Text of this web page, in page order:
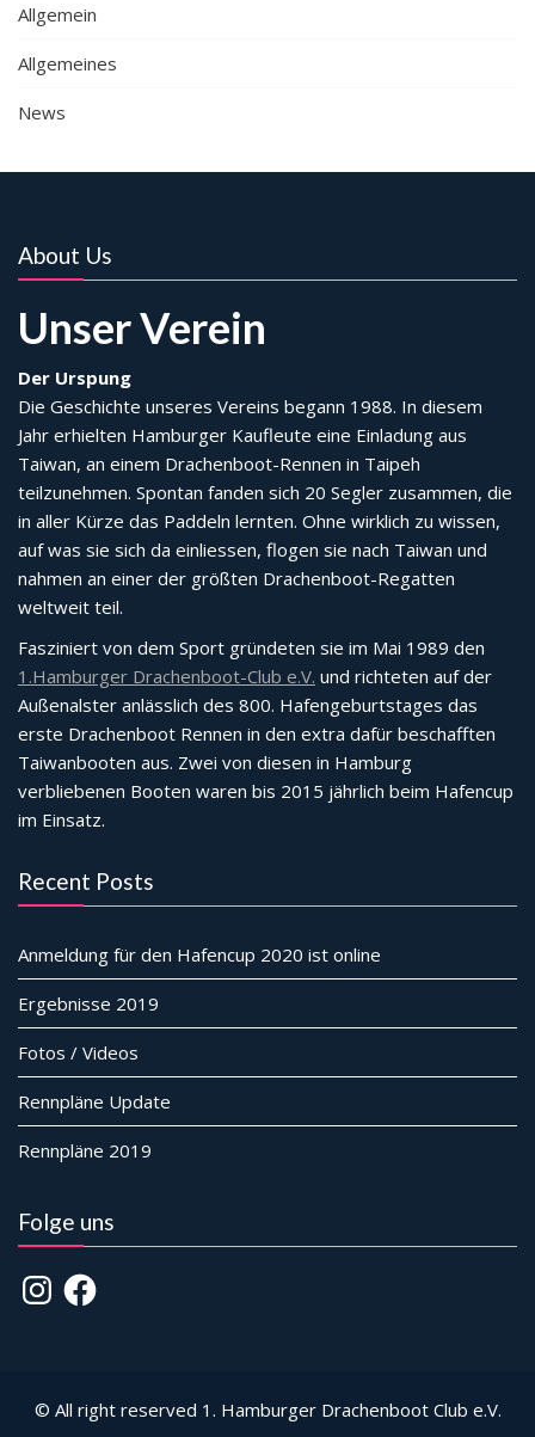
Allgemein
Allgemeines
News
About Us
Unser Verein
Der Urspung
Die Geschichte unseres Vereins begann 1988. In diesem
Jahr erhielten Hamburger Kaufleute eine Einladung aus
Taiwan, an einem Drachenboot-Rennen in Taipeh
teilzunehmen. Spontan fanden sich 20 Segler zusammen, die
in aller Kürze das Paddeln lernten. Ohne wirklich zu wissen,
auf was sie sich da einliessen, flogen sie nach Taiwan und
nahmen an einer der größten Drachenboot-Regatten
weltweit teil.
Fasziniert von dem Sport gründeten sie im Mai 1989 den
1.Hamburger Drachenboot-Club e.V. und richteten auf der
Außenalster anlässlich des 800. Hafengeburtstages das
erste Drachenboot Rennen in den extra dafür beschafften
Taiwanbooten aus. Zwei von diesen in Hamburg
verbliebenen Booten waren bis 2015 jährlich beim Hafencup
im Einsatz.
Recent Posts
Anmeldung für den Hafencup 2020 ist online
Ergebnisse 2019
Fotos / Videos
Rennpläne Update
Rennpläne 2019
Folge uns
InstagramFacebook
© All right reserved 1. Hamburger Drachenboot Club e.V.